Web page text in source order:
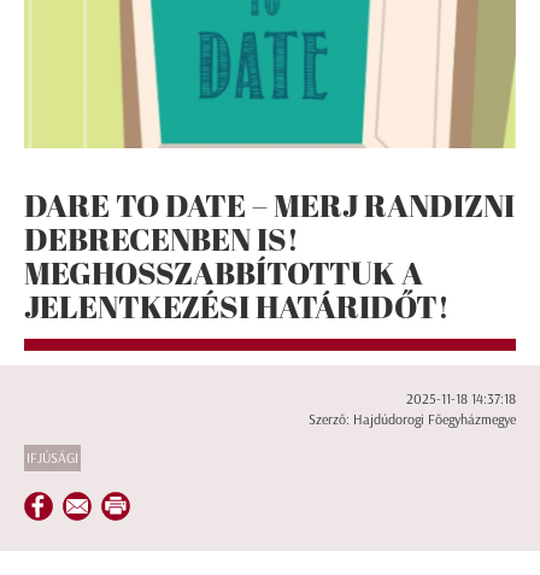
DARE TO DATE – MERJ RANDIZNI
DEBRECENBEN IS!
MEGHOSSZABBÍTOTTUK A
JELENTKEZÉSI HATÁRIDŐT!
2025-11-18 14:37:18
Szerző: Hajdúdorogi Főegyházmegye
IFJÚSÁGI